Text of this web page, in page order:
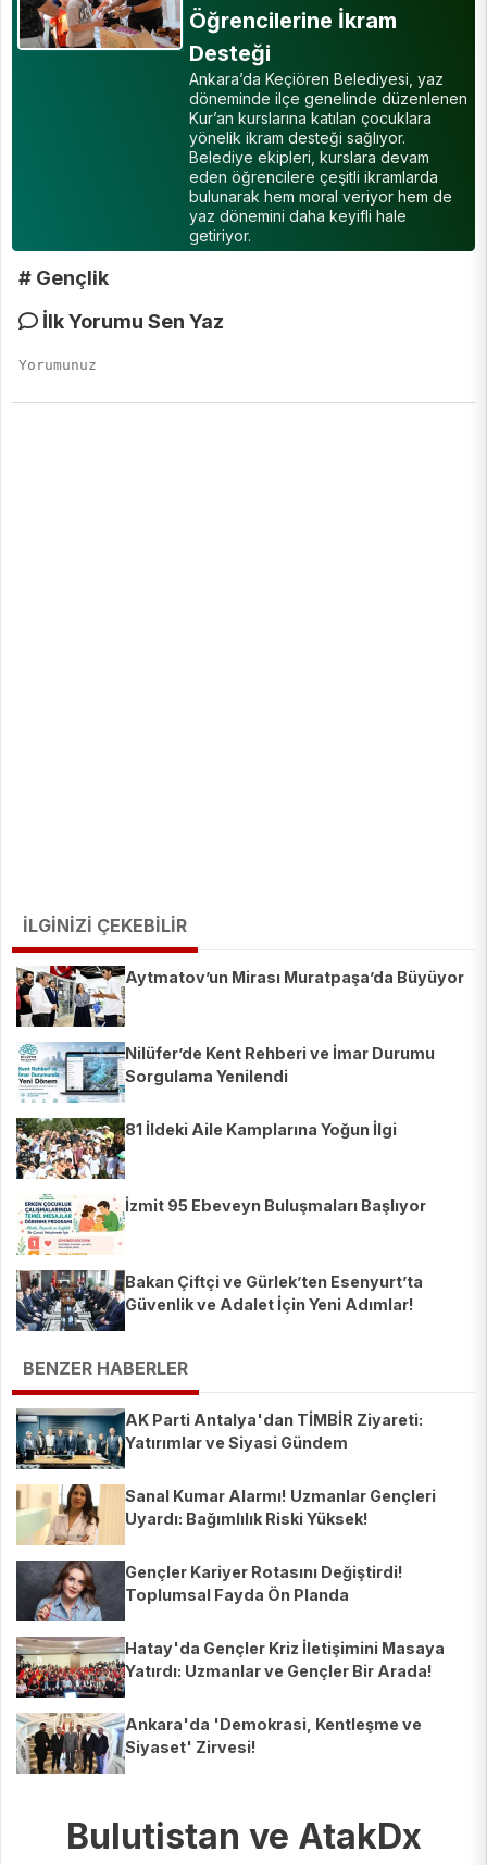
Öğrencilerine İkram
Desteği
Ankara’da Keçiören Belediyesi, yaz
döneminde ilçe genelinde düzenlenen
Kur’an kurslarına katılan çocuklara
yönelik ikram desteği sağlıyor.
Belediye ekipleri, kurslara devam
eden öğrencilere çeşitli ikramlarda
bulunarak hem moral veriyor hem de
yaz dönemini daha keyifli hale
getiriyor.
# Gençlik
İlk Yorumu Sen Yaz
İLGİNİZİ ÇEKEBİLİR
Aytmatov’un Mirası Muratpaşa’da Büyüyor
Nilüfer’de Kent Rehberi ve İmar Durumu
Sorgulama Yenilendi
81 İldeki Aile Kamplarına Yoğun İlgi
İzmit 95 Ebeveyn Buluşmaları Başlıyor
Bakan Çiftçi ve Gürlek’ten Esenyurt’ta
Güvenlik ve Adalet İçin Yeni Adımlar!
BENZER HABERLER
AK Parti Antalya'dan TİMBİR Ziyareti:
Yatırımlar ve Siyasi Gündem
Sanal Kumar Alarmı! Uzmanlar Gençleri
Uyardı: Bağımlılık Riski Yüksek!
Gençler Kariyer Rotasını Değiştirdi!
Toplumsal Fayda Ön Planda
Hatay'da Gençler Kriz İletişimini Masaya
Yatırdı: Uzmanlar ve Gençler Bir Arada!
Ankara'da 'Demokrasi, Kentleşme ve
Siyaset' Zirvesi!
Bulutistan ve AtakDx